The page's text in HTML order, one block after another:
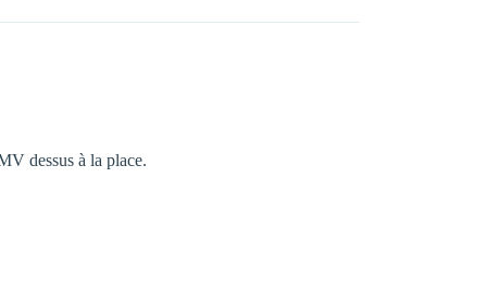
dessus à la place.